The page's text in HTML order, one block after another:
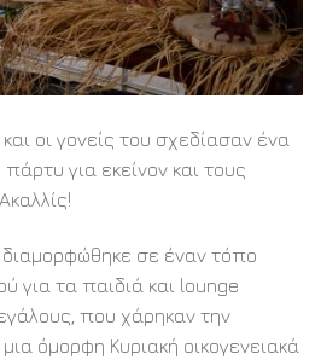
οι γονείς του σχεδίασαν ένα
για εκείνον και τους
σε έναν τόπο
για τα παιδιά και lounge
που χάρηκαν την
όμορφη Κυριακή οικογενειακά